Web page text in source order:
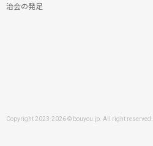
治会の発足
Copyright 2023-2026 © bouyou.jp. All right reserved.